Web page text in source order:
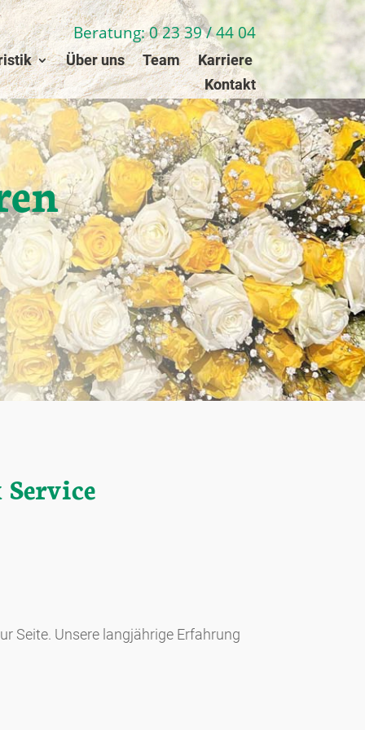
Beratung: 0 23 39 / 44 04
Über uns Team
Karriere
Kontakt
Seite. Unsere langjährige Erfahrung